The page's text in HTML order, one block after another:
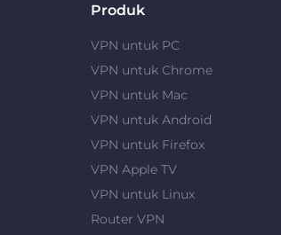
Produk
VPN untuk PC
VPN untuk Chrome
VPN untuk Mac
VPN untuk Android
VPN untuk Firefox
VPN Apple TV
VPN untuk Linux
Router VPN